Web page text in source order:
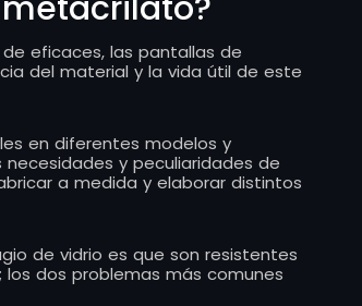
eficaces, las pantallas de
del material y la vida útil de este
en diferentes modelos y
y peculiaridades de
a medida y elaborar distintos
de vidrio es que son resistentes
dos problemas más comunes